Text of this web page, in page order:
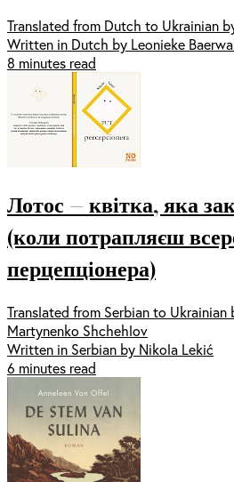
Translated from Dutch to Ukrainian
Written in Dutch by Leonieke
8 minutes read
Лотос — квітка, яка
(коли потрапляєш
перцепціонера)
Translated from Serbian to Ukrainian
Martynenko Shchehlov
Written in Serbian by Nikola Lekić
6 minutes read